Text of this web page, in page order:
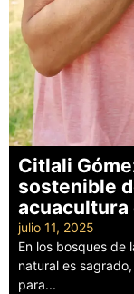
Citlali
sostenible
acuacultura
julio 11, 2025
En los bosques de
natural es
para...